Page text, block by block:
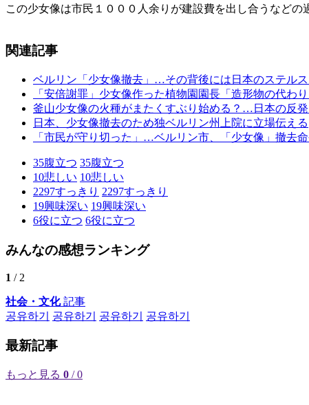
この少女像は市民１０００人余りが建設費を出し合うなど
関連記事
ベルリン「少女像撤去」…その背後には日本のステル
「安倍謝罪」少女像作った植物園園長「造形物の代わ
釜山少女像の火種がまたくすぶり始める？…日本の反
日本、少女像撤去のため独ベルリン州上院に立場伝える
「市民が守り切った」…ベルリン市、「少女像」撤去
35腹立つ 35腹立つ
10悲しい 10悲しい
2297すっきり 2297すっきり
19興味深い 19興味深い
6役に立つ 6役に立つ
みんなの感想ランキング
1 / 2
社会・文化記事
공유하기
공유하기 공유하기 공유하기
最新記事
もっと見る 0 / 0